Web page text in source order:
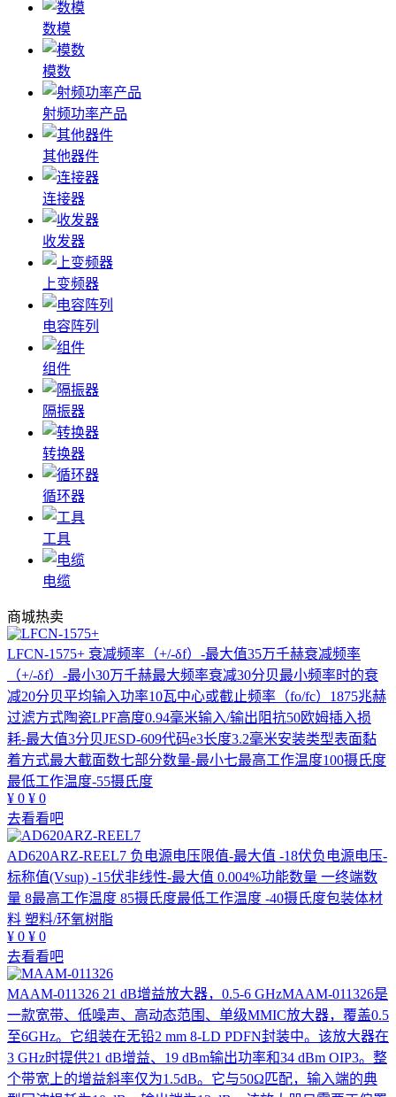
数模
模数
射频功率产品
其他器件
连接器
收发器
上变频器
电容阵列
组件
隔振器
转换器
循环器
工具
电缆
商城热卖
LFCN-1575+ 衰减频率（+/-δf）-最大值35万千赫衰减频率
（+/-δf）-最小30万千赫最大频率衰减30分贝最小频率时的衰
减20分贝平均输入功率10瓦中心或截止频率（fo/fc）1875兆赫
过滤方式陶瓷LPF高度0.94毫米输入/输出阻抗50欧姆插入损
耗-最大值3分贝JESD-609代码e3长度3.2毫米安装类型表面黏
着方式最大截面数七部分数量-最小七最高工作温度100摄氏度
最低工作温度-55摄氏度
¥ 0 ¥ 0
去看看吧
AD620ARZ-REEL7 负电源电压限值-最大值 -18伏负电源电压-
标称值(Vsup) -15伏非线性-最大值 0.004%功能数量 一终端数
量 8最高工作温度 85摄氏度最低工作温度 -40摄氏度包装体材
料 塑料/环氧树脂
¥ 0 ¥ 0
去看看吧
MAAM-011326 21 dB增益放大器，0.5-6 GHzMAAM-011326是
一款宽带、低噪声、高动态范围、单级MMIC放大器，覆盖0.5
至6GHz。它组装在无铅2 mm 8-LD PDFN封装中。该放大器在
3 GHz时提供21 dB增益、19 dBm输出功率和34 dBm OIP3。整
个带宽上的增益斜率仅为1.5dB。它与50Ω匹配，输入端的典